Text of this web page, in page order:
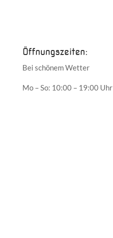
Öffnungszeiten:
Bei schönem Wetter
Mo – So: 10:00 – 19:00 Uhr